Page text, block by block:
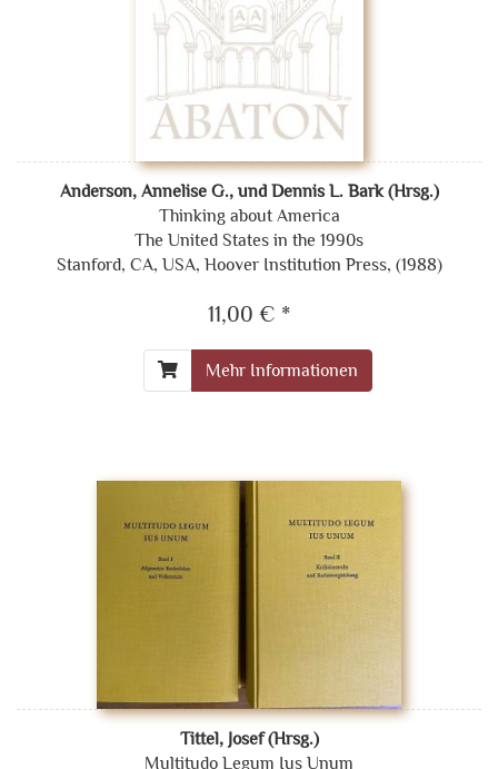
Anderson, Annelise G., und Dennis L. Bark (Hrsg.)
Thinking about America
The United States in the 1990s
Stanford, CA, USA, Hoover Institution Press, (1988)
11,00 € *
Mehr Informationen
Tittel, Josef (Hrsg.)
Multitudo Legum Ius Unum